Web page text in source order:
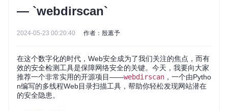
— `webdirscan`
2024-05-23 00:20:40 作者：殷蕙予
在这个数字化的时代，Web安全成为了我们关注的焦点，而有
效的安全检测工具是保障网络安全的关键。今天，我要向大家
推荐一个非常实用的开源项目——webdirscan ，一个由Pytho
n编写的多线程Web目录扫描工具，帮助你轻松发现网站潜在
的安全隐患。